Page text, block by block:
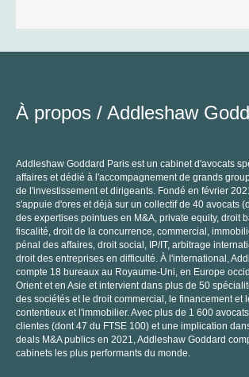
À propos / Addleshaw
Addleshaw Goddard Paris est un cabinet d'avocats
affaires et dédié à l'accompagnement de grands
de l'investissement et dirigeants. Fondé en février
s'appuie d'ores et déjà sur un collectif de 40 avocats
des expertises pointues en M&A, private equity, droit
fiscalité, droit de la concurrence, commercial,
pénal des affaires, droit social, IP/IT, arbitrage
droit des entreprises en difficulté. À l'international,
compte 18 bureaux au Royaume-Uni, en Europe
Orient et en Asie et intervient dans plus de 50
des sociétés et le droit commercial, le financement et
contentieux et l'immobilier. Avec plus de 1 600
clientes (dont 47 du FTSE 100) et une implication
deals M&A publics en 2021, Addleshaw Goddard
cabinets les plus performants du monde.